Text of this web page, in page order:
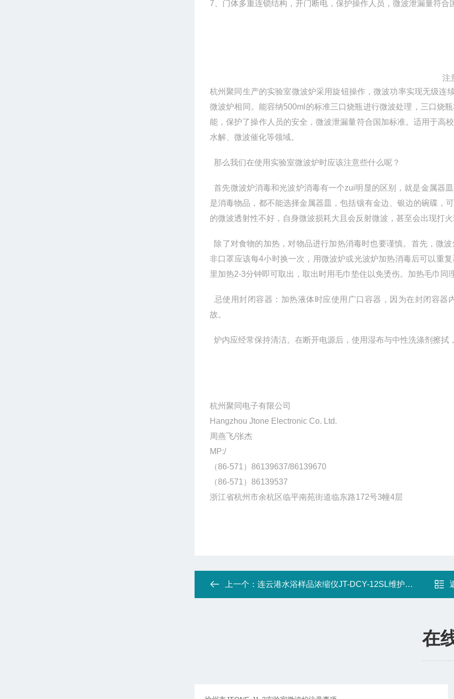
7 、门体多重连锁结构，开门断电，保护操作人员，微波泄漏量符合
注
杭州聚同生产的实验室微波炉采用旋钮操作，微波功率实现无级
微波炉相同。能容纳500ml的标准三口烧瓶进行微波处理，三口烧
能，保护了操作人员的安全，微波泄漏量符合国加标准。适用于高
水解、微波催化等领域。
那么我们在使用实验室微波炉时应该注意些什么呢？
首先微波炉消毒和光波炉消毒有一个zui明显的区别，就是金属器
是消毒物品，都不能选择金属器皿，包括镶有金边、银边的碗碟，
的微波透射性不好，自身微波损耗大且会反射微波，甚至会出现打
除了对食物的加热，对物品进行加热消毒时也要谨慎。首先，微
非口罩应该每4小时换一次，用微波炉或光波炉加热消毒后可以重
里加热2-3分钟即可取出，取出时用毛巾垫住以免烫伤。加热毛巾同
忌使用封闭容器：加热液体时应使用广口容器，因为在封闭容
故。
炉内应经常保持清洁。在断开电源后，使用湿布与中性洗涤剂擦拭
杭州聚同电子有限公司
Hangzhou Jtone Electronic Co. Ltd.
周燕飞/张杰
MP:/
（86-571）86139637/86139670
（86-571）86139537
浙江省杭州市余杭区临平南苑街道临东路172号3幢4层
上一个： 连云港水浴样品浓缩仪JT-DCY-12SL维护保养
在